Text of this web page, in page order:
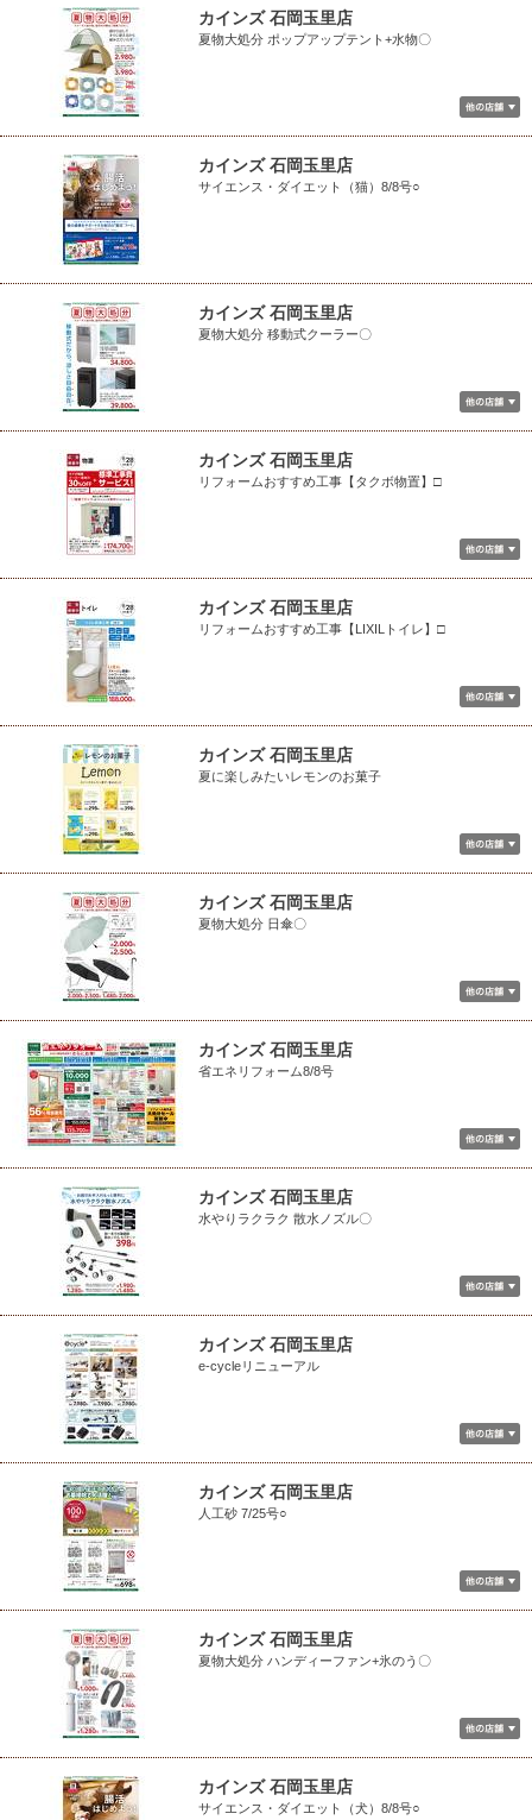
カインズ 石岡玉里店
夏物大処分 ポップアップテント+水物〇
カインズ 石岡玉里店
サイエンス・ダイエット（猫）8/8号○
カインズ 石岡玉里店
夏物大処分 移動式クーラー〇
カインズ 石岡玉里店
リフォームおすすめ工事【タクボ物置】□
カインズ 石岡玉里店
リフォームおすすめ工事【LIXILトイレ】□
カインズ 石岡玉里店
夏に楽しみたいレモンのお菓子
カインズ 石岡玉里店
夏物大処分 日傘〇
カインズ 石岡玉里店
省エネリフォーム8/8号
カインズ 石岡玉里店
水やりラクラク 散水ノズル〇
カインズ 石岡玉里店
e-cycleリニューアル
カインズ 石岡玉里店
人工砂 7/25号○
カインズ 石岡玉里店
夏物大処分 ハンディーファン+氷のう〇
カインズ 石岡玉里店
サイエンス・ダイエット（犬）8/8号○